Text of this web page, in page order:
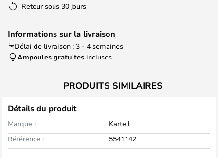
Retour sous 30 jours
Informations sur la livraison
Délai de livraison : 3 - 4 semaines
Ampoules gratuites incluses
PRODUITS SIMILAIRES
Détails du produit
Marque :
Kartell
Référence :
5541142